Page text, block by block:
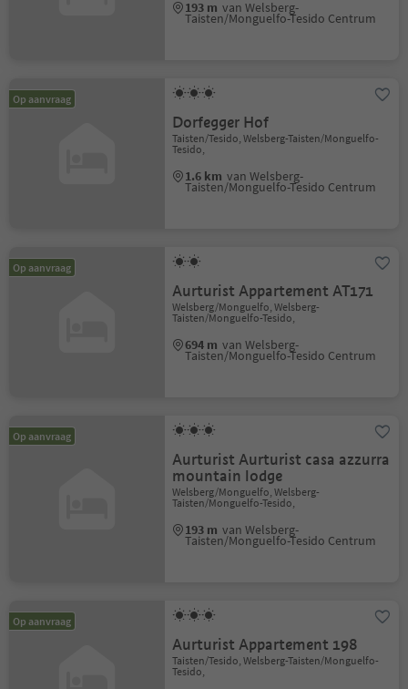
193 m van Welsberg-
Taisten/Monguelfo-Tesido Centrum
Op aanvraag
Dorfegger Hof
Taisten/Tesido, Welsberg-Taisten/Monguelfo-
Tesido,
1.6 km van Welsberg-
Taisten/Monguelfo-Tesido Centrum
Op aanvraag
Aurturist Appartement AT171
Welsberg/Monguelfo, Welsberg-
Taisten/Monguelfo-Tesido,
694 m van Welsberg-
Taisten/Monguelfo-Tesido Centrum
Op aanvraag
Aurturist Aurturist casa azzurra
mountain lodge
Welsberg/Monguelfo, Welsberg-
Taisten/Monguelfo-Tesido,
193 m van Welsberg-
Taisten/Monguelfo-Tesido Centrum
Op aanvraag
Aurturist Appartement 198
Taisten/Tesido, Welsberg-Taisten/Monguelfo-
Tesido,